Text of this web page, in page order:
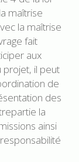
maîtrise
la maîtrise
fait
aux
projet, il peut
de
des
la
ainsi